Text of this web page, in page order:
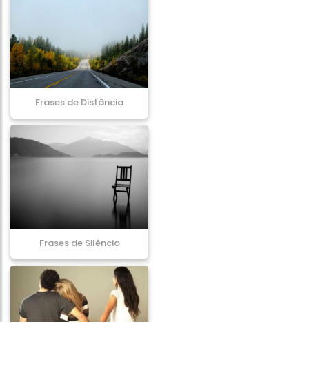
Frases de Distância
Frases de Silêncio